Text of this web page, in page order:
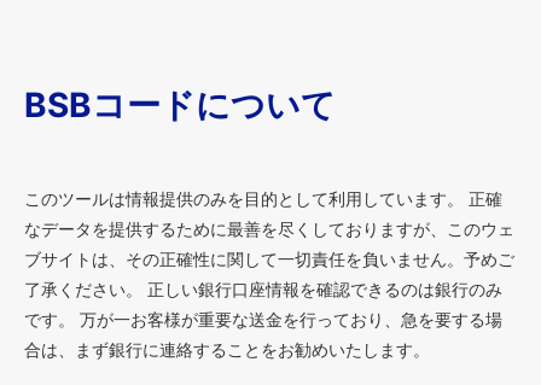
BSBコードについて
このツールは情報提供のみを目的として利用しています。 正確
なデータを提供するために最善を尽くしておりますが、このウェ
ブサイトは、その正確性に関して一切責任を負いません。予めご
了承ください。 正しい銀行口座情報を確認できるのは銀行のみ
です。 万が一お客様が重要な送金を行っており、急を要する場
合は、まず銀行に連絡することをお勧めいたします。